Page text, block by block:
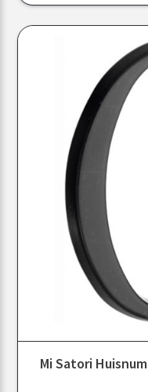
Mi Satori